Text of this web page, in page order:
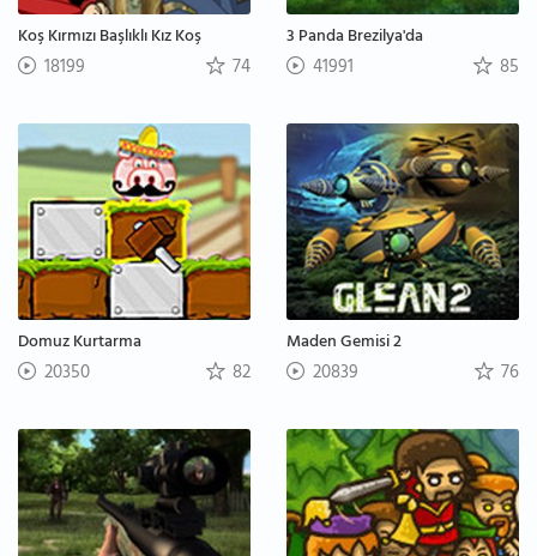
Koş Kırmızı Başlıklı Kız Koş
18199 74
3 Panda Brezilya'da
41991 85
Domuz Kurtarma
20350 82
Maden Gemisi 2
20839 76